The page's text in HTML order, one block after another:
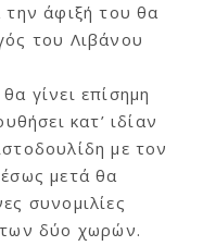
άφιξή του θα
του Λιβάνου
γίνει επίσημη
κατ’ ιδίαν
με τον
μετά θα
συνομιλίες
δύο χωρών.